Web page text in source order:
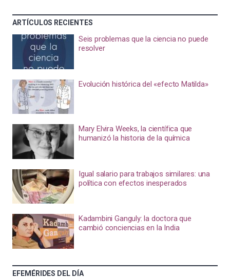
ARTÍCULOS RECIENTES
Seis problemas que la ciencia no puede
resolver
Evolución histórica del «efecto Matilda»
Mary Elvira Weeks, la científica que
humanizó la historia de la química
Igual salario para trabajos similares: una
política con efectos inesperados
Kadambini Ganguly: la doctora que
cambió conciencias en la India
EFEMÉRIDES DEL DÍA